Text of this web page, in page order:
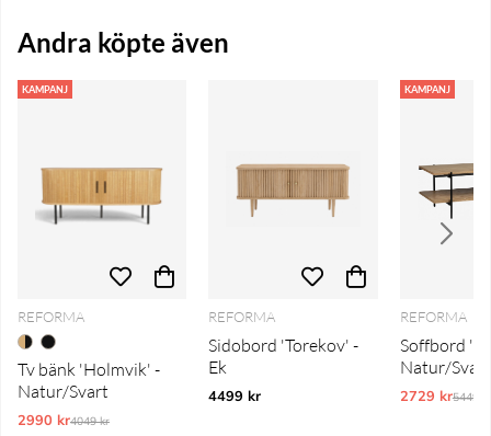
Andra köpte även
KAMPANJ
REFORMA
Tv bänk 'Holmvik' -
Natur/Svart
2990 krOrdinarie pris:
4049 kr
REFORMA
Sidobord 'Torekov' -
Ek
4499 kr
KAMPANJ
REFORMA
Soffbord
Natur/Svart
2729 kr5449 kr